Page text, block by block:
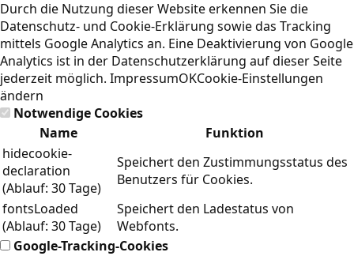
Durch die Nutzung dieser Website erkennen Sie die
Datenschutz- und Cookie-Erklärung sowie das Tracking
mittels Google Analytics an. Eine Deaktivierung von Google
Analytics ist in der Datenschutzerklärung auf dieser Seite
jederzeit möglich. ImpressumOKCookie-Einstellungen
ändern
Notwendige Cookies
Name
Funktion
hidecookie-
declaration
(Ablauf: 30 Tage)
Speichert den Zustimmungsstatus des
Benutzers für Cookies.
fontsLoaded
(Ablauf: 30 Tage)
Speichert den Ladestatus von
Webfonts.
Google-Tracking-Cookies